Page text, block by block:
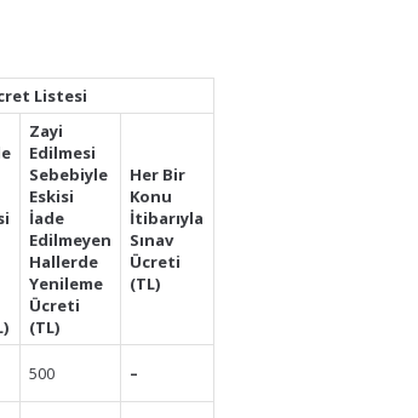
Listesi
Zayi
Edilmesi
Sebebiyle
Eskisi
İade
Edilmeyen
Hallerde
Yenileme
Ücreti
(TL)
Her Bir
Konu
İtibarıyla
Sınav
Ücreti
(TL)
500 –